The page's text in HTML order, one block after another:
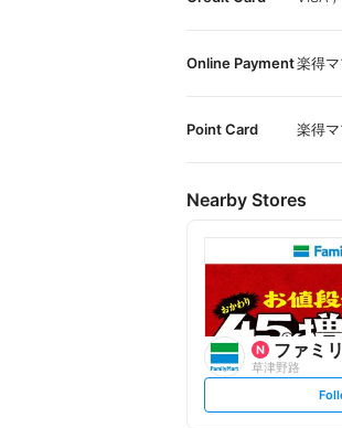
Online Payment楽得
Point Card 楽得
Nearby Stores
ファミ
草津野路
s
t